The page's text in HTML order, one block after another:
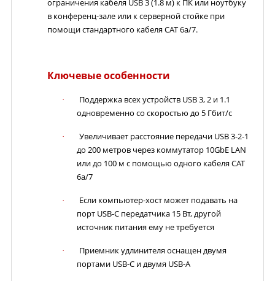
ограничения кабеля USB 3 (1.8 м) к ПК или ноутбуку
в конференц-зале или к серверной стойке при
помощи стандартного кабеля CAT 6a/7.
Ключевые особенности
·
Поддержка всех устройств USB 3, 2 и 1.1
одновременно со скоростью до 5 Гбит/с
·
Увеличивает расстояние передачи USB 3-2-1
до 200 метров через коммутатор 10GbE LAN
или до 100 м с помощью одного кабеля CAT
6a/7
·
Если компьютер-хост может подавать на
порт USB-C передатчика 15 Вт, другой
источник питания ему не требуется
·
Приемник удлинителя оснащен двумя
портами USB-C и двумя USB-A